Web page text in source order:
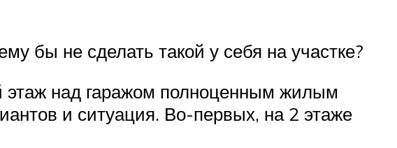
бы не сделать такой у себя на участке?
этаж над гаражом полноценным жилым
и ситуация. Во-первых, на 2 этаже